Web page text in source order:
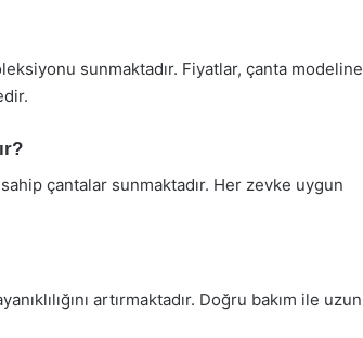
sunmaktadır. Fiyatlar, çanta modeline
çantalar sunmaktadır. Her zevke uygun
artırmaktadır. Doğru bakım ile uzun